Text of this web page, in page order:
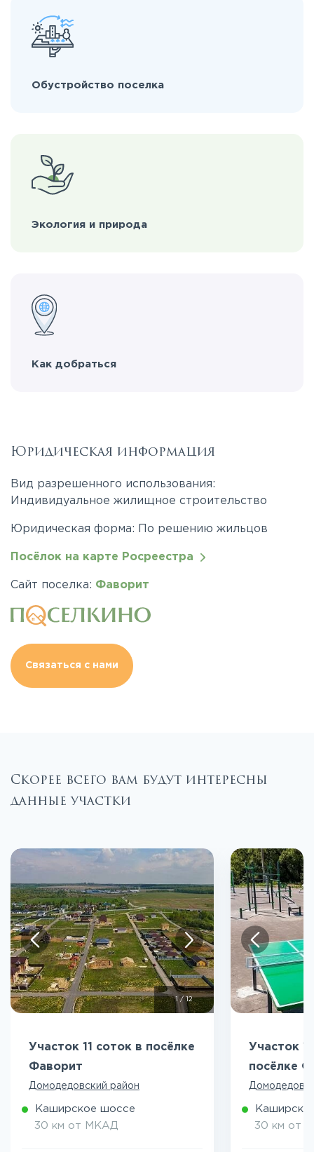
Обустройство поселка
Экология и природа
Как добраться
Юридическая информация
Вид разрешенного использования:
Индивидуальное жилищное строительство
Юридическая форма: По решению жильцов
Посёлок на карте Росреестра
Сайт поселка: Фаворит
Связаться с нами
Скорее всего вам будут интересны
данные участки
1 / 12
Участок 11 соток в посёлке
Фаворит
Домодедовский район
Каширское шоссе
30 км от МКАД
Участок
посёлке
30 км от